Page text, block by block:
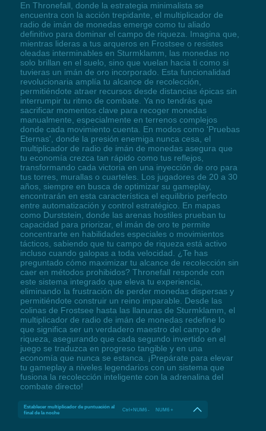
En Thronefall, donde la estrategia minimalista se
encuentra con la acción trepidante, el multiplicador de
radio de imán de monedas emerge como tu aliado
definitivo para dominar el campo de riqueza. Imagina que,
mientras lideras a tus arqueros en Frostsee o resistes
oleadas interminables en Sturmklamm, las monedas no
solo brillan en el suelo, sino que vuelan hacia ti como si
tuvieras un imán de oro incorporado. Esta funcionalidad
revolucionaria amplía tu alcance de recolección,
permitiéndote atraer recursos desde distancias épicas sin
interrumpir tu ritmo de combate. Ya no tendrás que
sacrificar momentos clave para recoger monedas
manualmente, especialmente en terrenos complejos
donde cada movimiento cuenta. En modos como 'Pruebas
Eternas', donde la presión enemiga nunca cesa, el
multiplicador de radio de imán de monedas asegura que
tu economía crezca tan rápido como tus reflejos,
transformando cada victoria en una inyección de oro para
tus torres, murallas o cuarteles. Los jugadores de 20 a 30
años, siempre en busca de optimizar su gameplay,
encontrarán en esta característica el equilibrio perfecto
entre automatización y control estratégico. En mapas
como Durststein, donde las arenas hostiles prueban tu
capacidad para priorizar, el imán de oro te permite
concentrarte en habilidades especiales o movimientos
tácticos, sabiendo que tu campo de riqueza está activo
incluso cuando galopas a toda velocidad. ¿Te has
preguntado cómo maximizar tu alcance de recolección sin
caer en métodos prohibidos? Thronefall responde con
este sistema integrado que eleva tu experiencia,
eliminando la frustración de perder monedas dispersas y
permitiéndote construir un reino imparable. Desde las
colinas de Frostsee hasta las llanuras de Sturmklamm, el
multiplicador de radio de imán de monedas redefine lo
que significa ser un verdadero maestro del campo de
riqueza, asegurando que cada segundo invertido en el
juego se traduzca en progreso tangible y en una
economía que nunca se estanca. ¡Prepárate para elevar
tu gameplay a niveles legendarios con un sistema que
fusiona la recolección inteligente con la adrenalina del
combate directo!
Establecer multiplicador de puntuación al
final de la noche
Ctrl+NUM6 - NUM6 +